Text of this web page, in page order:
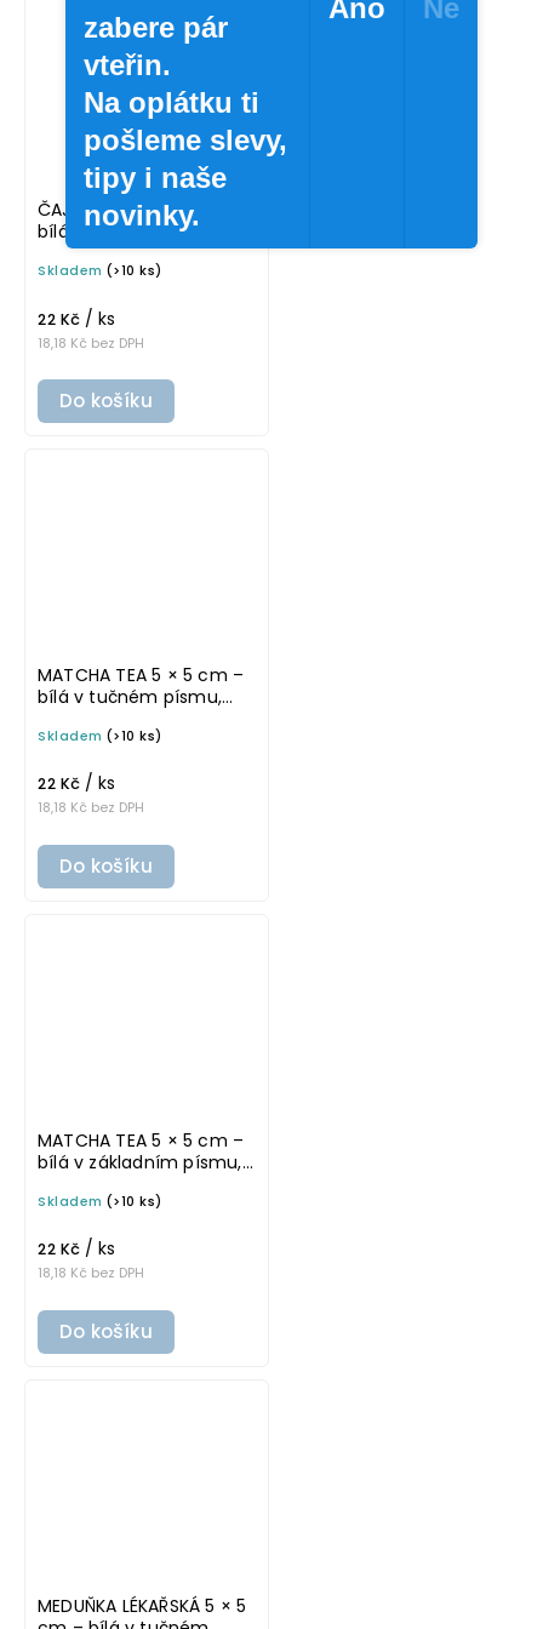
ČAJ ZELENÝ 5 × 5 cm –
bílá v základním písmu,
omyvatelná samolepka
na potravinové dózy
Skladem (>10 ks)
18,18 Kč bez DPH
22 Kč / ks
Do košíku
MATCHA TEA 5 × 5 cm –
bílá v tučném písmu,
na potravinové dózy
Skladem (>10 ks)
18,18 Kč bez DPH
22 Kč / ks
Do košíku
MATCHA TEA 5 × 5 cm –
bílá v základním písmu,
na potravinové dózy
Skladem (>10 ks)
18,18 Kč bez DPH
22 Kč / ks
Do košíku
MEDUŇKA LÉKAŘSKÁ 5 × 5
zabere pár
vteřin.
Na oplátku ti
pošleme slevy,
tipy i naše
novinky.
Ano Ne